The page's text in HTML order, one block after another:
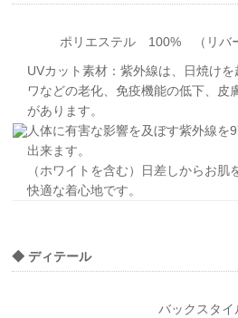
ポリエステル 100% （リバー
UVカット素材：紫外線は、日焼け
ワなどの老化、免疫機能の低下、皮
があります。
人体に有害な影響を及ぼす紫外線を
出来ます。
（ホワイトを含む）日差しからお肌
快適な着心地です。
◆ ディテール
バックスタイ